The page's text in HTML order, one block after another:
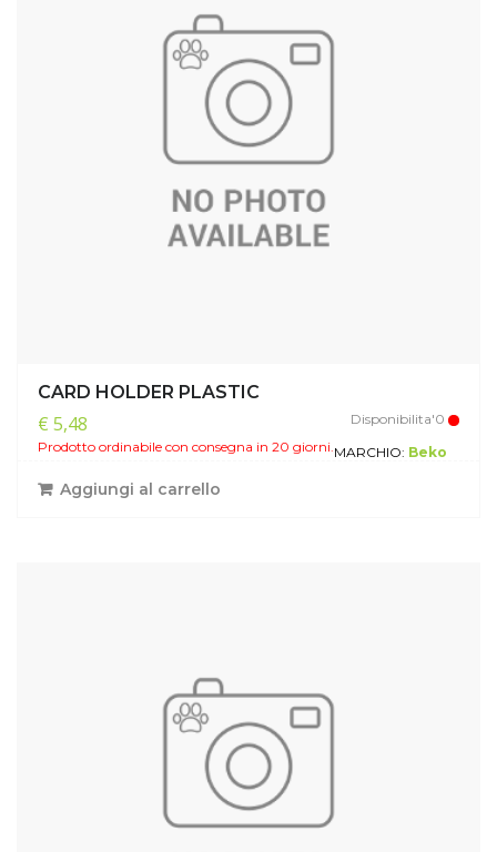
CARD HOLDER PLASTIC
€ 5,48
Disponibilita'0
Prodotto ordinabile con consegna in 20 giorni.MARCHIO: Beko
Aggiungi al carrello